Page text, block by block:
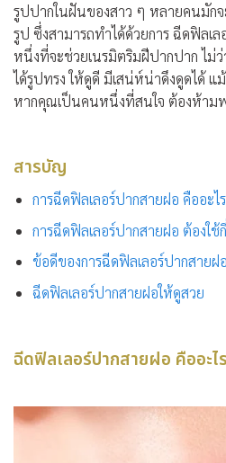
รูปปากในฝันของสาว ๆ หลายคนมัก
รูป ซึ่งสามารถทำได้ด้วยการ ฉีดฟิลเ
หนึ่งที่จะช่วยเนรมิตริมฝีปากปาก ไม่ว่
ได้รูปทรง ให้ดูดี มีเสน่ห์น่าดึงดูดได้ แ
หากคุณเป็นคนหนึ่งที่สนใจ ต้องห้าม
สารบัญ
การฉีดฟิลเลอร์ปากสายฝอ คืออะไร
การฉีดฟิลเลอร์ปากสายฝอ ต้องใช้
ข้อดีของการฉีดฟิลเลอร์ปากสายฝอ
ฉีดฟิลเลอร์ปากสายฝอให้ดูสวย
ฉีดฟิลเลอร์ปากสายฝอ คืออะไร